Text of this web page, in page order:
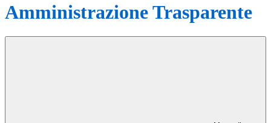
Amministrazione Trasparente